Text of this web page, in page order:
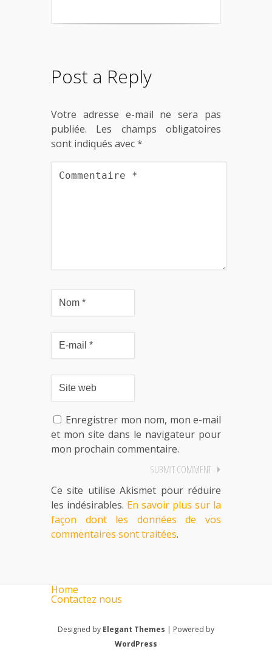
Post a Reply
Votre adresse e-mail ne sera pas
publiée.
Les champs obligatoires
sont indiqués avec*
Enregistrer mon nom, mon e-mail
et mon site dans le navigateur pour
mon prochain commentaire.
Ce site utilise Akismet pour réduire
les indésirables. En savoir plus sur la
façon dont les données de vos
commentaires sont traitées.
Home
Contactez nous
Designed by Elegant Themes | Powered by
WordPress